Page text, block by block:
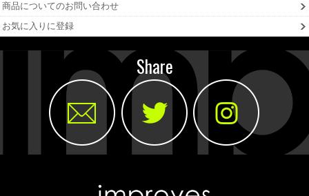
商品についてのお問い合わせ
お気に入りに登録
Share